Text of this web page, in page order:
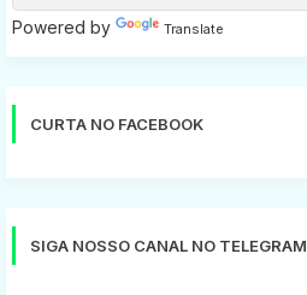
Powered by Translate
CURTA NO FACEBOOK
SIGA NOSSO CANAL NO TELEGRAM